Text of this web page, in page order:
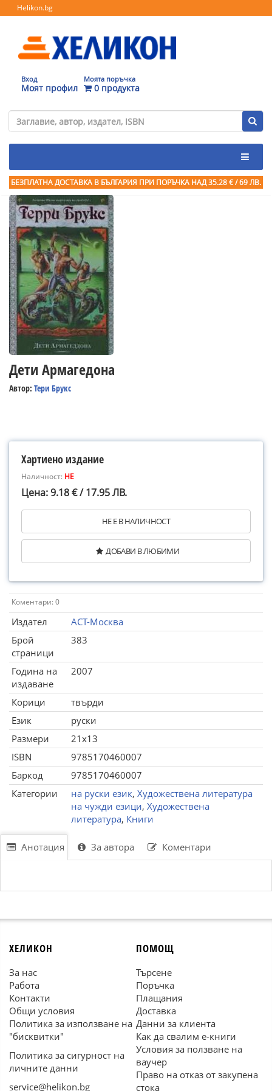
Helikon.bg
Вход
Моят профил
Моята поръчка
0 продукта
БЕЗПЛАТНА ДОСТАВКА В БЪЛГАРИЯ ПРИ ПОРЪЧКА НАД 35.28 € / 69 ЛВ.
Дети Армагедона
Автор: Тери Брукс
Хартиено издание
Наличност: НЕ
Цена: 9.18 € / 17.95 ЛВ.
НЕ Е В НАЛИЧНОСТ
ДОБАВИ В ЛЮБИМИ
Коментари: 0
Издател
АСТ-Москва
Брой
страници
383
Година на
издаване
2007
Корици
твърди
Език
руски
Размери
21x13
ISBN
9785170460007
Баркод
9785170460007
Категории
на руски език, Художествена литература
на чужди езици, Художествена
литература, Книги
Анотация За автора Коментари
ХЕЛИКОН
За нас
Работа
Контакти
Общи условия
Политика за използване на
"бисквитки"
Политика за сигурност на
личните данни
service@helikon.bg
ПОМОЩ
Търсене
Поръчка
Плащания
Доставка
Данни за клиента
Как да свалим е-книги
Условия за ползване на
ваучер
Право на отказ от закупена
стока